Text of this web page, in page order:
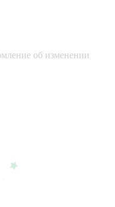
об изменении